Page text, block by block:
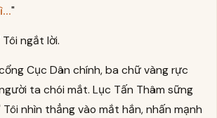
"
Tôi ngắt lời.
Cục Dân chính, ba chữ vàng rực
ta chói mắt. Lục Tấn Thâm sững
Tôi nhìn thẳng vào mắt hắn, nhấn mạnh